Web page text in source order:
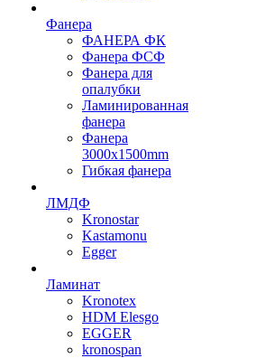
Фанера
ФАНЕРА ФК
Фанера ФСФ
Фанера для
опалубки
Ламинированная
фанера
Фанера
3000х1500mm
Гибкая фанера
ЛМДФ
Kronostar
Kastamonu
Egger
Ламинат
Kronotex
HDM Elesgo
EGGER
kronospan